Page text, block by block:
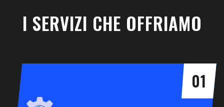
I SERVIZI CHE OFFRIAMO
01